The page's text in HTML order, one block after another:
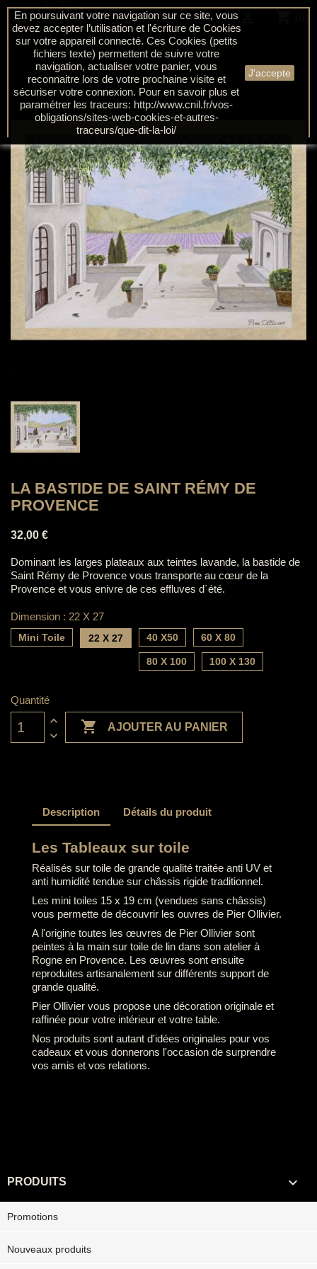

LA BASTIDE DE SAINT RÉMY DE
PROVENCE
32,00 €
Dominant les larges plateaux aux teintes lavande, la bastide de
Saint Rémy de Provence vous transporte au cœur de la
Provence et vous enivre de ces effluves d´été.
Dimension : 22 X 27
Mini Toile 22 X 27 40 X50 60 X 80
80 X 100 100 X 130
Quantité
 AJOUTER AU PANIER
Description Détails du produit
Les Tableaux sur toile
Réalisés sur toile de grande qualité traitée anti UV et
anti humidité tendue sur châssis rigide traditionnel.
Les mini toiles 15 x 19 cm (vendues sans châssis)
vous permette de découvrir les ouvres de Pier Ollivier.
A l'origine toutes les œuvres de Pier Ollivier sont
peintes à la main sur toile de lin dans son atelier à
Rogne en Provence. Les œuvres sont ensuite
reproduites artisanalement sur différents support de
grande qualité.
Pier Ollivier vous propose une décoration originale et
raffinée pour votre intérieur et votre table.
Nos produits sont autant d'idées originales pour vos
cadeaux et vous donnerons l'occasion de surprendre
vos amis et vos relations.
PRODUITS 
Promotions
Nouveaux produits
En poursuivant votre navigation sur ce site, vous
devez accepter l’utilisation et l'écriture de Cookies
sur votre appareil connecté. Ces Cookies (petits
fichiers texte) permettent de suivre votre
navigation, actualiser votre panier, vous
reconnaitre lors de votre prochaine visite et
sécuriser votre connexion. Pour en savoir plus et
paramétrer les traceurs: http://www.cnil.fr/vos-
obligations/sites-web-cookies-et-autres-
traceurs/que-dit-la-loi/
J'accepte